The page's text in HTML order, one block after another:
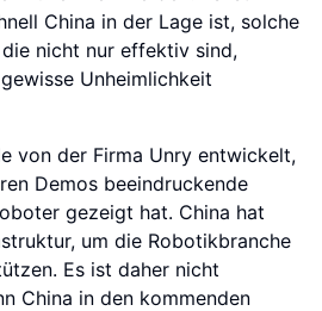
China in der Lage ist, solche
nicht nur effektiv sind,
Unheimlichkeit
von der Firma Unry entwickelt,
Demos beeindruckende
gezeigt hat. China hat
um die Robotikbranche
Es ist daher nicht
China in den kommenden